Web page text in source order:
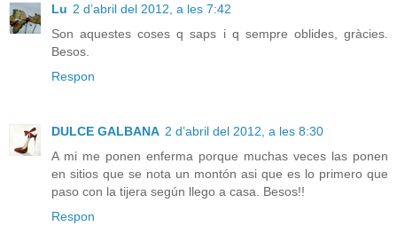
Lu 2 d’abril del 2012, a les 7:42
Son aquestes coses q saps i q sempre oblides, gràcies.
Besos.
Respon
DULCE GALBANA 2 d’abril del 2012, a les 8:30
A mi me ponen enferma porque muchas veces las ponen
en sitios que se nota un montón asi que es lo primero que
paso con la tijera según llego a casa. Besos!!
Respon